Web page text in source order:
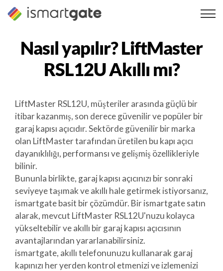
İçeriğe
geç
Nasıl yapılır?LiftMaster
RSL12UAkıllı mı?
LiftMaster RSL12U, müşteriler arasında güçlü bir
itibar kazanmış, son derece güvenilir ve popüler bir
garaj kapısı açıcıdır. Sektörde güvenilir bir marka
olan LiftMaster tarafından üretilen bu kapı açıcı
dayanıklılığı, performansı ve gelişmiş özellikleriyle
bilinir.
Bununla birlikte, garaj kapısı açıcınızı bir sonraki
seviyeye taşımak ve akıllı hale getirmek istiyorsanız,
ismartgate basit bir çözümdür. Bir ismartgate satın
alarak, mevcut LiftMaster RSL12U'nuzu kolayca
yükseltebilir ve akıllı bir garaj kapısı açıcısının
avantajlarından yararlanabilirsiniz.
ismartgate, akıllı telefonunuzu kullanarak garaj
kapınızı her yerden kontrol etmenizi ve izlemenizi